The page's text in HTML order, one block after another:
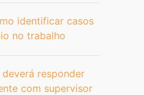
identificar casos
no trabalho
deverá responder
com supervisor